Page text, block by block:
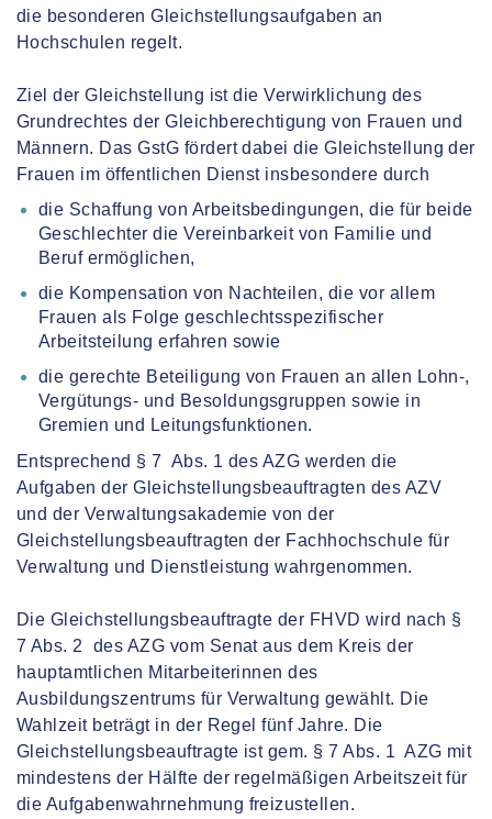
die besonderen Gleichstellungsaufgaben an
Hochschulen regelt.
Ziel der Gleichstellung ist die Verwirklichung des
Grundrechtes der Gleichberechtigung von Frauen und
Männern. Das GstG fördert dabei die Gleichstellung der
Frauen im öffentlichen Dienst insbesondere durch
die Schaffung von Arbeitsbedingungen, die für beide
Geschlechter die Vereinbarkeit von Familie und
Beruf ermöglichen,
die Kompensation von Nachteilen, die vor allem
Frauen als Folge geschlechtsspezifischer
Arbeitsteilung erfahren sowie
die gerechte Beteiligung von Frauen an allen Lohn-,
Vergütungs- und Besoldungsgruppen sowie in
Gremien und Leitungsfunktionen.
Entsprechend § 7 Abs. 1 des AZG werden die
Aufgaben der Gleichstellungsbeauftragten des AZV
und der Verwaltungsakademie von der
Gleichstellungsbeauftragten der Fachhochschule für
Verwaltung und Dienstleistung wahrgenommen.
Die Gleichstellungsbeauftragte der FHVD wird nach §
7 Abs. 2 des AZG vom Senat aus dem Kreis der
hauptamtlichen Mitarbeiterinnen des
Ausbildungszentrums für Verwaltung gewählt. Die
Wahlzeit beträgt in der Regel fünf Jahre. Die
Gleichstellungsbeauftragte ist gem. § 7 Abs. 1 AZG mit
mindestens der Hälfte der regelmäßigen Arbeitszeit für
die Aufgabenwahrnehmung freizustellen.